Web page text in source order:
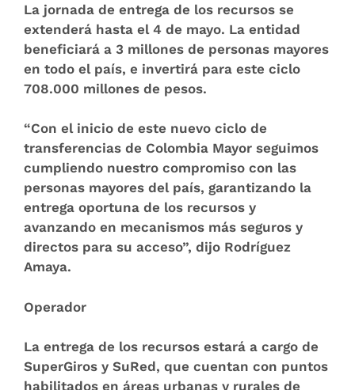
La jornada de entrega de los recursos se
extenderá hasta el 4 de mayo. La entidad
beneficiará a 3 millones de personas mayores
en todo el país, e invertirá para este ciclo
708.000 millones de pesos.
“Con el inicio de este nuevo ciclo de
transferencias de Colombia Mayor seguimos
cumpliendo nuestro compromiso con las
personas mayores del país, garantizando la
entrega oportuna de los recursos y
avanzando en mecanismos más seguros y
directos para su acceso”, dijo Rodríguez
Amaya.
Operador
La entrega de los recursos estará a cargo de
SuperGiros y SuRed, que cuentan con puntos
habilitados en áreas urbanas y rurales de